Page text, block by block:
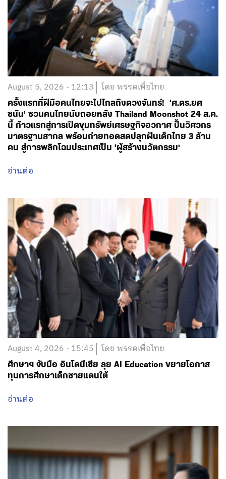
August 5, 2026 - 12:13 โดย พรรคเพื่อไทย
ครั้งแรกที่ฝีมือคนไทยจะไปไกลถึงดวงจันทร์! ‘ศ.ดร.ยศ
ชนัน’ ชวนคนไทยนับถอยหลัง Thailand Moonshot 24 ส.ค.
นี้ ก้าวแรกสู่การเปิดขุมทรัพย์เศรษฐกิจอวกาศ ปั้นวิศวกร
มาตรฐานสากล พร้อมถ่ายทอดสดปลุกฝันเด็กไทย 3 ล้าน
คน สู่การพลิกโฉมประเทศเป็น ‘ผู้สร้างนวัตกรรม’
อ่านต่อ
August 4, 2026 - 15:45 โดย พรรคเพื่อไทย
ศึกษาฯ จับมือ อินโดนีเซีย ลุย AI Education ขยายโอกาส
ทุนการศึกษาเด็กชายแดนใต้
อ่านต่อ